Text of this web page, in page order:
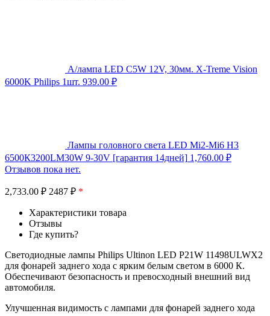
А/лампа LED C5W 12V, 30мм. X-Treme Vision
6000K Philips 1шт. 939.00 ₽
Лампы головного света LED Mi2-Mi6 H3
6500К3200LM30W 9-30V [гарантия 14дней] 1,760.00 ₽
Отзывов пока нет.
2,733.00 ₽ 2487 ₽ *
Характеристики товара
Отзывы
Где купить?
Светодиодные лампы Philips Ultinon LED P21W 11498ULWX2
для фонарей заднего хода с ярким белым светом в 6000 К.
Обеспечивают безопасность и превосходный внешний вид
автомобиля.
Улучшенная видимость с лампами для фонарей заднего хода